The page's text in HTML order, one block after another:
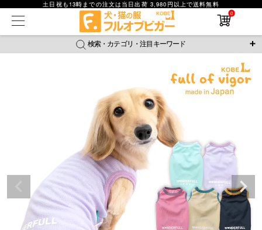
土日祝も13時までの注文は当日出荷 3,980円以上で送料無料
0
検索・カテゴリ・注目キーワード
腹巻 撥水レイン ラッシュガード
おそろコーデ 背中開きアイテム
新作アイテム
返品・交換について ご利用ガイド
詳細検索
在庫なし商品
在庫なし商品を表示しない
並び順
新着順
価格が安い順
価格が高い順
レビュー数順
検索